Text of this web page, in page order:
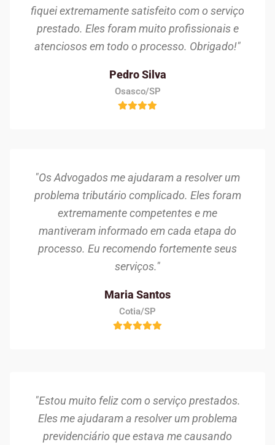
fiquei extremamente satisfeito com o serviço
prestado. Eles foram muito profissionais e
atenciosos em todo o processo. Obrigado!"
Pedro Silva
Osasco/SP
"Os Advogados me ajudaram a resolver um
problema tributário complicado. Eles foram
extremamente competentes e me
mantiveram informado em cada etapa do
processo. Eu recomendo fortemente seus
serviços."
Maria Santos
Cotia/SP
"Estou muito feliz com o serviço prestados.
Eles me ajudaram a resolver um problema
previdenciário que estava me causando